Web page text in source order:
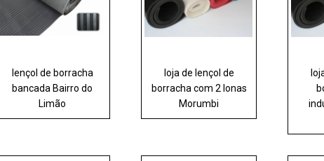
lençol de borracha
bancada Bairro do
Limão
loja de lençol de
borracha com 2 lonas
Morumbi